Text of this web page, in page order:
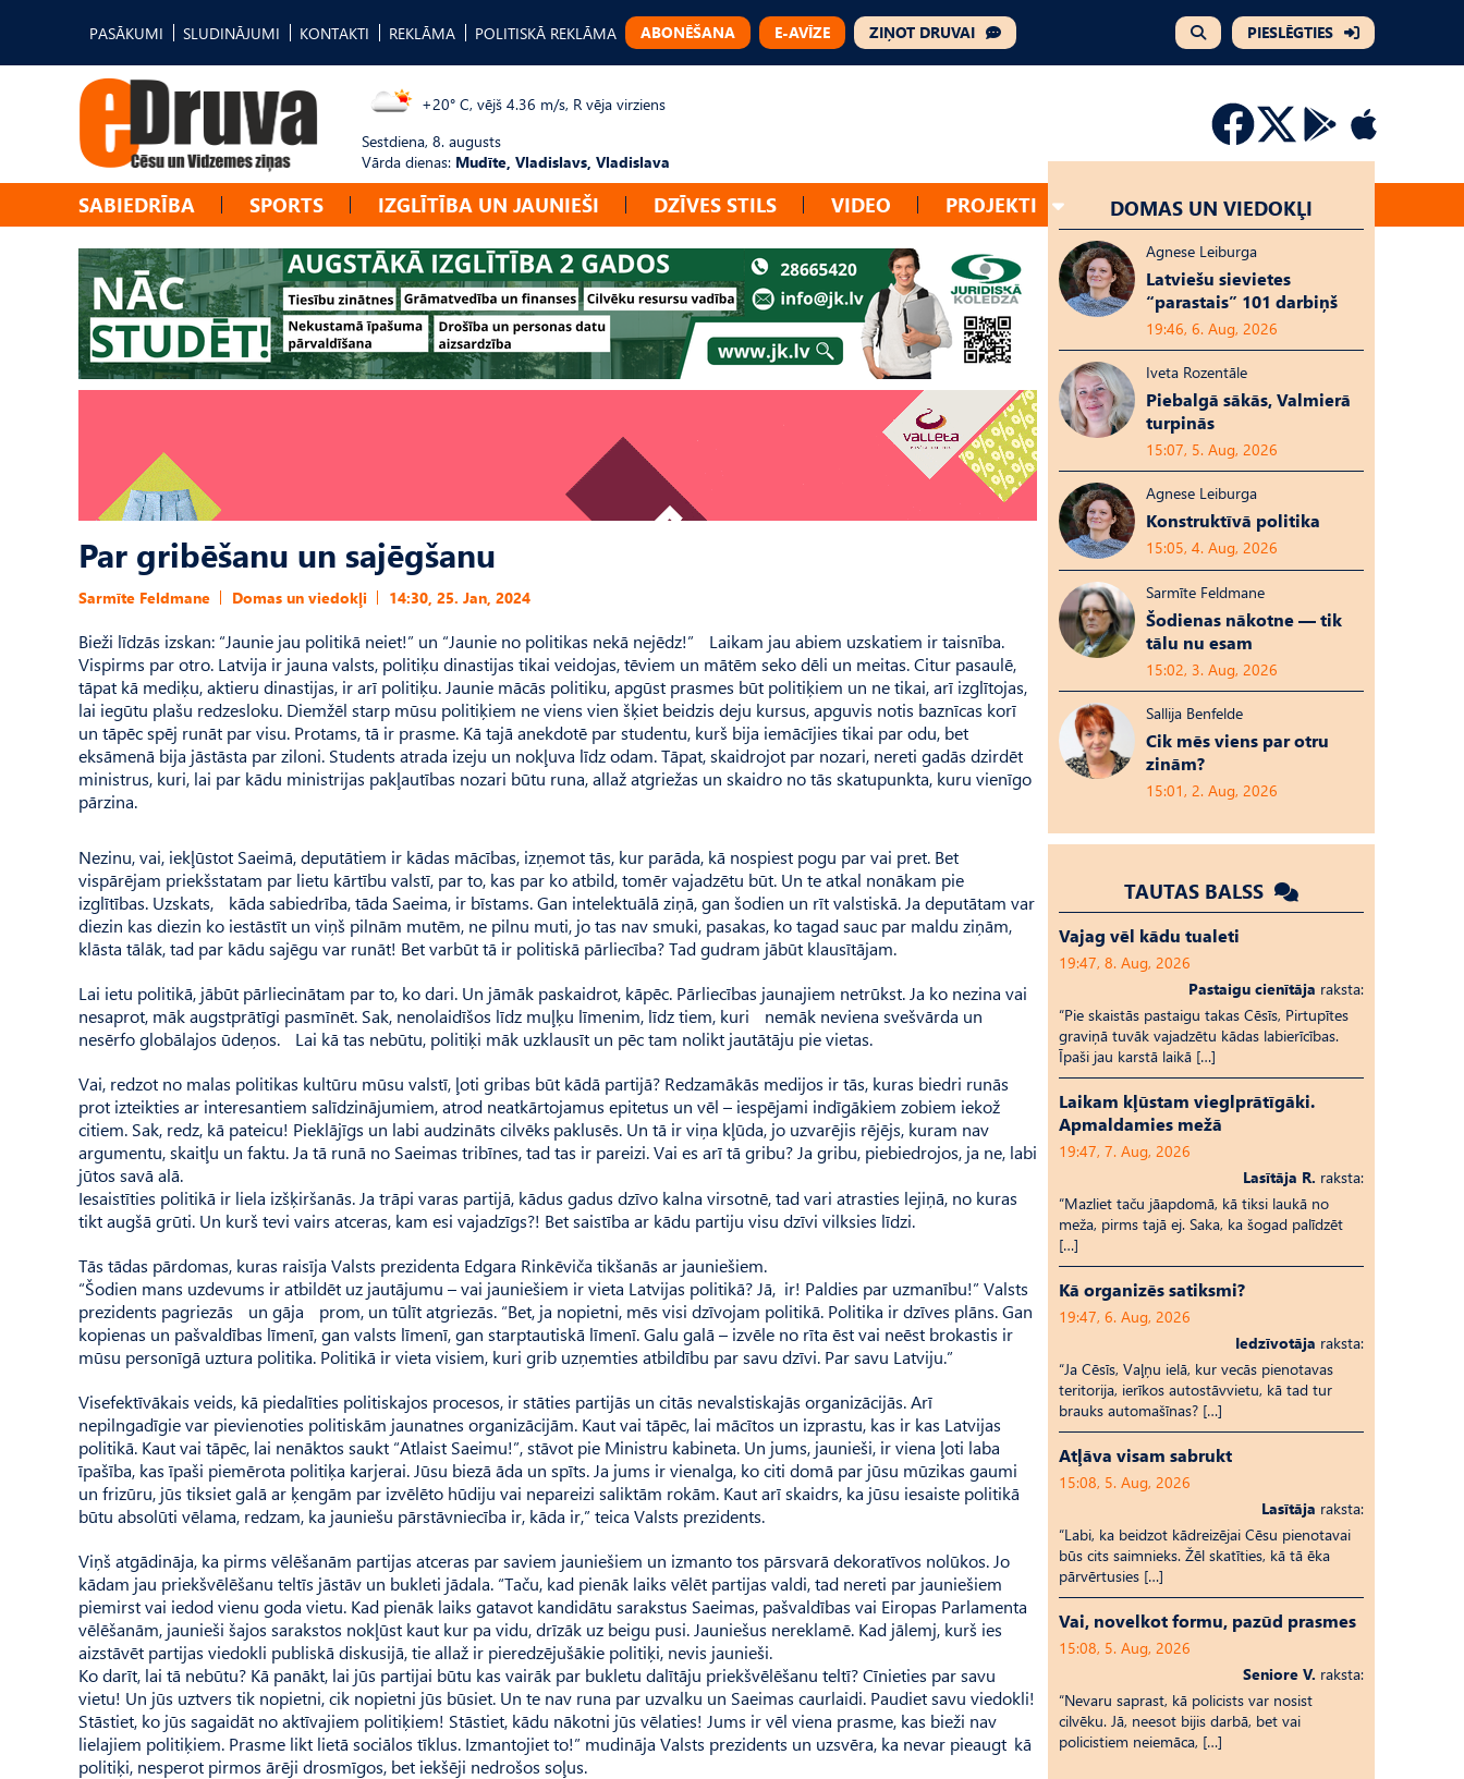
PASĀKUMI SLUDINĀJUMI KONTAKTI REKLĀMA POLITISKĀ REKLĀMA ABONĒŠANA E-AVĪZE ZIŅOT DRUVAI PIESLĒGTIES
+20° C, vējš 4.36 m/s, R vēja virziens
Sestdiena, 8. augusts
Vārda dienas: Mudīte, Vladislavs, Vladislava
SABIEDRĪBA SPORTS IZGLĪTĪBA UN JAUNIEŠI DZĪVES STILS VIDEO PROJEKTI
Par gribēšanu un sajēgšanu
Sarmīte Feldmane Domas un viedokļi 14:30, 25. Jan, 2024
Bieži līdzās izskan: “Jaunie jau politikā neiet!” un “Jaunie no politikas nekā nejēdz!” Laikam jau abiem uzskatiem ir taisnība.
Vispirms par otro. Latvija ir jauna valsts, politiķu dinastijas tikai veidojas, tēviem un mātēm seko dēli un meitas. Citur pasaulē,
tāpat kā mediķu, aktieru dinastijas, ir arī politiķu. Jaunie mācās politiku, apgūst prasmes būt politiķiem un ne tikai, arī izglītojas,
lai iegūtu plašu redzesloku. Diemžēl starp mūsu politiķiem ne viens vien šķiet beidzis deju kursus, apguvis notis baznīcas korī
un tāpēc spēj runāt par visu. Protams, tā ir prasme. Kā tajā anekdotē par studentu, kurš bija iemācījies tikai par odu, bet
eksāmenā bija jāstāsta par ziloni. Students atrada izeju un nokļuva līdz odam. Tāpat, skaidrojot par nozari, nereti gadās dzirdēt
ministrus, kuri, lai par kādu ministrijas pakļautības nozari būtu runa, allaž atgriežas un skaidro no tās skatupunkta, kuru vienīgo
pārzina.
Nezinu, vai, iekļūstot Saeimā, deputātiem ir kādas mācības, izņemot tās, kur parāda, kā nospiest pogu par vai pret. Bet
vispārējam priekšstatam par lietu kārtību valstī, par to, kas par ko atbild, tomēr vajadzētu būt. Un te atkal nonākam pie
izglītības. Uzskats, kāda sabiedrība, tāda Saeima, ir bīstams. Gan intelektuālā ziņā, gan šodien un rīt valstiskā. Ja deputātam var
diezin kas diezin ko iestāstīt un viņš pilnām mutēm, ne pilnu muti, jo tas nav smuki, pasakas, ko tagad sauc par maldu ziņām,
klāsta tālāk, tad par kādu sajēgu var runāt! Bet varbūt tā ir politiskā pārliecība? Tad gudram jābūt klausītājam.
Lai ietu politikā, jābūt pārliecinātam par to, ko dari. Un jāmāk paskaidrot, kāpēc. Pārliecības jaunajiem netrūkst. Ja ko nezina vai
nesaprot, māk augstprātīgi pasmīnēt. Sak, nenolaidīšos līdz muļķu līmenim, līdz tiem, kuri nemāk neviena svešvārda un
nesērfo globālajos ūdeņos. Lai kā tas nebūtu, politiķi māk uzklausīt un pēc tam nolikt jautātāju pie vietas.
Vai, redzot no malas politikas kultūru mūsu valstī, ļoti gribas būt kādā partijā? Redzamākās medijos ir tās, kuras biedri runās
prot izteikties ar interesantiem salīdzinājumiem, atrod neatkārtojamus epitetus un vēl – iespējami indīgākiem zobiem iekož
citiem. Sak, redz, kā pateicu! Pieklājīgs un labi audzināts cilvēks paklusēs. Un tā ir viņa kļūda, jo uzvarējis rējējs, kuram nav
argumentu, skaitļu un faktu. Ja tā runā no Saeimas tribīnes, tad tas ir pareizi. Vai es arī tā gribu? Ja gribu, piebiedrojos, ja ne, labi
jūtos savā alā.
Iesaistīties politikā ir liela izšķiršanās. Ja trāpi varas partijā, kādus gadus dzīvo kalna virsotnē, tad vari atrasties lejiņā, no kuras
tikt augšā grūti. Un kurš tevi vairs atceras, kam esi vajadzīgs?! Bet saistība ar kādu partiju visu dzīvi vilksies līdzi.
Tās tādas pārdomas, kuras raisīja Valsts prezidenta Edgara Rinkēviča tikšanās ar jauniešiem.
“Šodien mans uzdevums ir atbildēt uz jautājumu – vai jauniešiem ir vieta Latvijas politikā? Jā, ir! Paldies par uzmanību!” Valsts
prezidents pagriezās un gāja prom, un tūlīt atgriezās. “Bet, ja nopietni, mēs visi dzīvojam politikā. Politika ir dzīves plāns. Gan
kopienas un pašvaldības līmenī, gan valsts līmenī, gan starptautiskā līmenī. Galu galā – izvēle no rīta ēst vai neēst brokastis ir
mūsu personīgā uztura politika. Politikā ir vieta visiem, kuri grib uzņemties atbildību par savu dzīvi. Par savu Latviju.”
Visefektīvākais veids, kā piedalīties politiskajos procesos, ir stāties partijās un citās nevalstiskajās organizācijās. Arī
nepilngadīgie var pievienoties politiskām jaunatnes organizācijām. Kaut vai tāpēc, lai mācītos un izprastu, kas ir kas Latvijas
politikā. Kaut vai tāpēc, lai nenāktos saukt “Atlaist Saeimu!”, stāvot pie Ministru kabineta. Un jums, jaunieši, ir viena ļoti laba
īpašība, kas īpaši piemērota politiķa karjerai. Jūsu biezā āda un spīts. Ja jums ir vienalga, ko citi domā par jūsu mūzikas gaumi
un frizūru, jūs tiksiet galā ar ķengām par izvēlēto hūdiju vai nepareizi saliktām rokām. Kaut arī skaidrs, ka jūsu iesaiste politikā
būtu absolūti vēlama, redzam, ka jauniešu pārstāvniecība ir, kāda ir,” teica Valsts prezidents.
Viņš atgādināja, ka pirms vēlēšanām partijas atceras par saviem jauniešiem un izmanto tos pārsvarā dekoratīvos nolūkos. Jo
kādam jau priekšvēlēšanu teltīs jāstāv un bukleti jādala. “Taču, kad pienāk laiks vēlēt partijas valdi, tad nereti par jauniešiem
piemirst vai iedod vienu goda vietu. Kad pienāk laiks gatavot kandidātu sarakstus Saeimas, pašvaldības vai Eiropas Parlamenta
vēlēšanām, jaunieši šajos sarakstos nokļūst kaut kur pa vidu, drīzāk uz beigu pusi. Jauniešus nereklamē. Kad jālemj, kurš ies
aizstāvēt partijas viedokli publiskā diskusijā, tie allaž ir pieredzējušākie politiķi, nevis jaunieši.
Ko darīt, lai tā nebūtu? Kā panākt, lai jūs partijai būtu kas vairāk par bukletu dalītāju priekšvēlēšanu teltī? Cīnieties par savu
vietu! Un jūs uztvers tik nopietni, cik nopietni jūs būsiet. Un te nav runa par uzvalku un Saeimas caurlaidi. Paudiet savu viedokli!
Stāstiet, ko jūs sagaidāt no aktīvajiem politiķiem! Stāstiet, kādu nākotni jūs vēlaties! Jums ir vēl viena prasme, kas bieži nav
lielajiem politiķiem. Prasme likt lietā sociālos tīklus. Izmantojiet to!” mudināja Valsts prezidents un uzsvēra, ka nevar pieaugt kā
politiķi, nesperot pirmos ārēji drosmīgos, bet iekšēji nedrošos soļus.
DOMAS UN VIEDOKĻI
Agnese Leiburga
Latviešu sievietes
“parastais” 101 darbiņš
19:46, 6. Aug, 2026
Iveta Rozentāle
Piebalgā sākās, Valmierā
turpinās
15:07, 5. Aug, 2026
Agnese Leiburga
Konstruktīvā politika
15:05, 4. Aug, 2026
Sarmīte Feldmane
Šodienas nākotne — tik
tālu nu esam
15:02, 3. Aug, 2026
Sallija Benfelde
Cik mēs viens par otru
zinām?
15:01, 2. Aug, 2026
TAUTAS BALSS
Vajag vēl kādu tualeti
19:47, 8. Aug, 2026
Pastaigu cienītāja raksta:
“Pie skaistās pastaigu takas Cēsīs, Pirtupītes
graviņā tuvāk vajadzētu kādas labierīcības.
Īpaši jau karstā laikā […]
Laikam kļūstam vieglprātīgāki.
Apmaldamies mežā
19:47, 7. Aug, 2026
Lasītāja R. raksta:
“Mazliet taču jāapdomā, kā tiksi laukā no
meža, pirms tajā ej. Saka, ka šogad palīdzēt
[…]
Kā organizēs satiksmi?
19:47, 6. Aug, 2026
Iedzīvotāja raksta:
“Ja Cēsīs, Vaļņu ielā, kur vecās pienotavas
teritorija, ierīkos autostāvvietu, kā tad tur
brauks automašīnas? […]
Atļāva visam sabrukt
15:08, 5. Aug, 2026
Lasītāja raksta:
“Labi, ka beidzot kādreizējai Cēsu pienotavai
būs cits saimnieks. Žēl skatīties, kā tā ēka
pārvērtusies […]
Vai, novelkot formu, pazūd prasmes
15:08, 5. Aug, 2026
Seniore V. raksta:
“Nevaru saprast, kā policists var nosist
cilvēku. Jā, neesot bijis darbā, bet vai
policistiem neiemāca, […]